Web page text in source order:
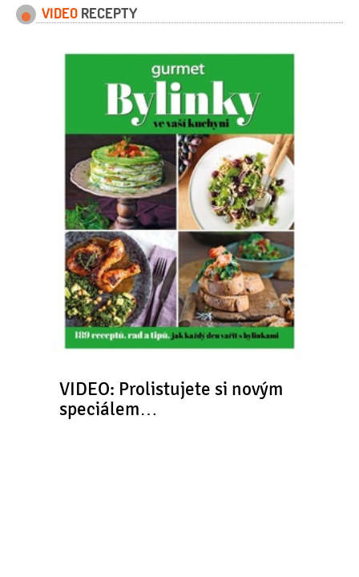
VIDEO RECEPTY
VIDEO: Prolistujete si novým
speciálem…